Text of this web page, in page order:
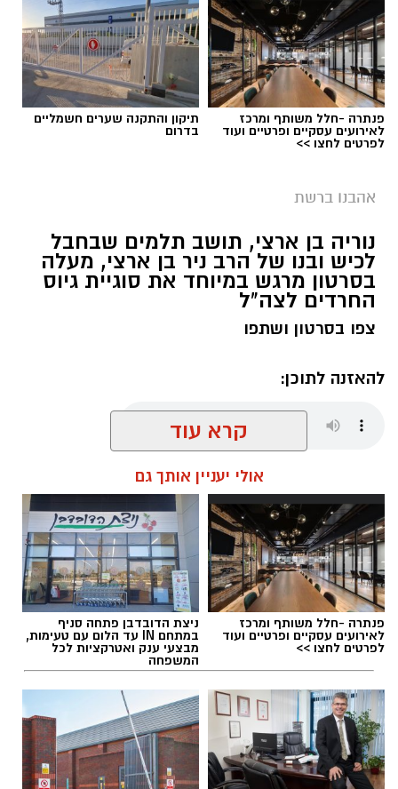
‏כדי לעקוב אחרי הערוץ יישובניק נט ב-WhatsApp:‏‏‏
יש לכם מידע חשוב שטרם נחשף? צילומים מאירוע
חדשותי? מצאתם טעות בכתבה? נשמח שתשתפו
אותנו
פנתרה -חלל משותף ומרכז
לאירועים עסקיים ופרטיים ועוד
לפרטים לחצו >>
תיקון והתקנה שערים חשמליים
בדרום
אהבנו ברשת
נוריה בן ארצי, תושב תלמים שבחבל
לכיש ובנו של הרב ניר בן ארצי, מעלה
בסרטון מרגש במיוחד את סוגיית גיוס
החרדים לצה"ל
צפו בסרטון ושתפו
להאזנה לתוכן:
תגים:נוריה בן ארצי
קרא עוד
אולי יעניין אותך גם
פנתרה -חלל משותף ומרכז
לאירועים עסקיים ופרטיים ועוד
לפרטים לחצו >>
ניצת הדובדבן פתחה סניף
במתחם IN עד הלום עם טעימות,
מבצעי ענק ואטרקציות לכל
המשפחה